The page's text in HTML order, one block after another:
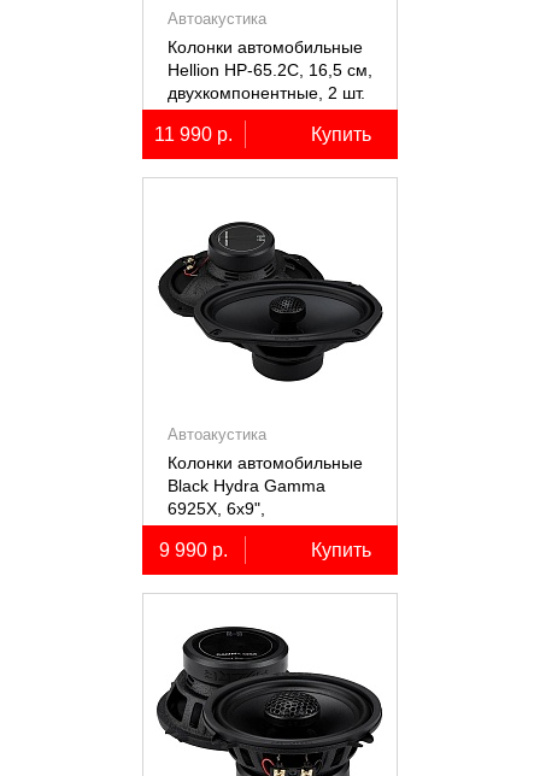
Автоакустика
Колонки автомобильные
Hellion HP-65.2С, 16,5 см,
двухкомпонентные, 2 шт.
11 990 р. Купить
Автоакустика
Колонки автомобильные
Black Hydra Gamma
6925X, 6х9",
коаксиальные
двухполосные, 2 шт.
9 990 р. Купить